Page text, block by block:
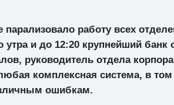
работу всех
утра и до 12:20 крупнейший банк
руководитель отдела
комплексная система, в том
ошибкам.